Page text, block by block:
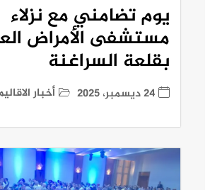
يوم تضامني مع نزلاء
مستشفى الأمراض
بقلعة السراغنة
24 ديسمبر، 2025 أخبار